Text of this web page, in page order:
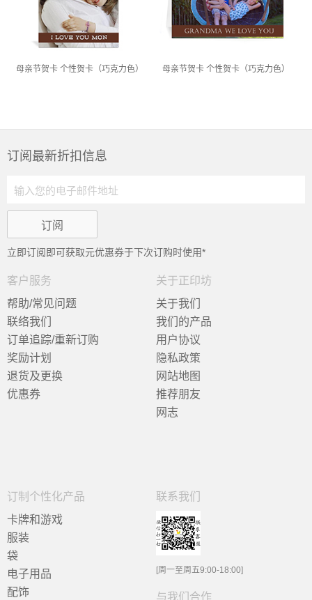
母亲节贺卡 个性贺卡（巧克力色） 母亲节贺卡 个性贺卡（巧克力色）
订阅最新折扣信息
立即订阅即可获取元优惠券于下次订购时使用*
客户服务
帮助/常见问题
联络我们
订单追踪/重新订购
奖励计划
退货及更换
优惠券
关于正印坊
关于我们
我们的产品
用户协议
隐私政策
网站地图
推荐朋友
网志
订制个性化产品
卡牌和游戏
服装
袋
电子用品
配饰
联系我们
[周一至周五9:00-18:00]
与我们合作